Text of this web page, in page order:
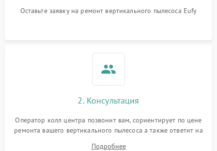
Оставьте заявку на ремонт вертикального пылесоса Eufy
2. Консультация
Оператор колл центра позвонит вам, сориентирует по цене
ремонта вашего вертикального пылесоса а также ответит на
Подробнее